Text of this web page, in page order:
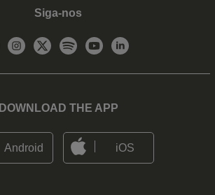
Siga-nos
DOWNLOAD THE APP
Android iOS